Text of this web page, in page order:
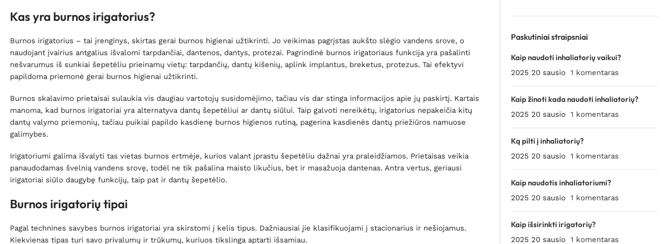
Kas yra burnos irigatorius?
Burnos irigatorius – tai įrenginys, skirtas gerai burnos higienai užtikrinti. Jo veikimas pagrįstas aukšto slėgio vandens srove, o
naudojant įvairius antgalius išvalomi tarpdančiai, dantenos, dantys, protezai. Pagrindinė burnos irigatoriaus funkcija yra pašalinti
nešvarumus iš sunkiai šepetėliu prieinamų vietų: tarpdančių, dantų kišenių, aplink implantus, breketus, protezus. Tai efektyvi
papildoma priemonė gerai burnos higienai užtikrinti.
Burnos skalavimo prietaisai sulaukia vis daugiau vartotojų susidomėjimo, tačiau vis dar stinga informacijos apie jų paskirtį. Kartais
manoma, kad burnos irigatoriai yra alternatyva dantų šepetėliui ar dantų siūlui. Taip galvoti nereikėtų, irigatorius nepakeičia kitų
dantų valymo priemonių, tačiau puikiai papildo kasdienę burnos higienos rutiną, pagerina kasdienės dantų priežiūros namuose
galimybes.
Irigatoriumi galima išvalyti tas vietas burnos ertmėje, kurios valant įprastu šepetėliu dažnai yra praleidžiamos. Prietaisas veikia
panaudodamas švelnią vandens srovę, todėl ne tik pašalina maisto likučius, bet ir masažuoja dantenas. Antra vertus, geriausi
irigatoriai siūlo daugybę funkcijų, taip pat ir dantų šepetėlio.
Burnos irigatorių tipai
Pagal technines savybes burnos irigatoriai yra skirstomi į kelis tipus. Dažniausiai jie klasifikuojami į stacionarius ir nešiojamus.
Kiekvienas tipas turi savo privalumų ir trūkumų, kuriuos tikslinga aptarti išsamiau.
Paskutiniai straipsniai
Kaip naudoti inhaliatorių vaikui?
2025 20 sausio 1 komentaras
Kaip žinoti kada naudoti inhaliatorių?
2025 20 sausio 1 komentaras
Ką pilti į inhaliatorių?
2025 20 sausio 1 komentaras
Kaip naudotis inhaliatoriumi?
2025 20 sausio 1 komentaras
Kaip išsirinkti irigatorių?
2025 20 sausio 1 komentaras